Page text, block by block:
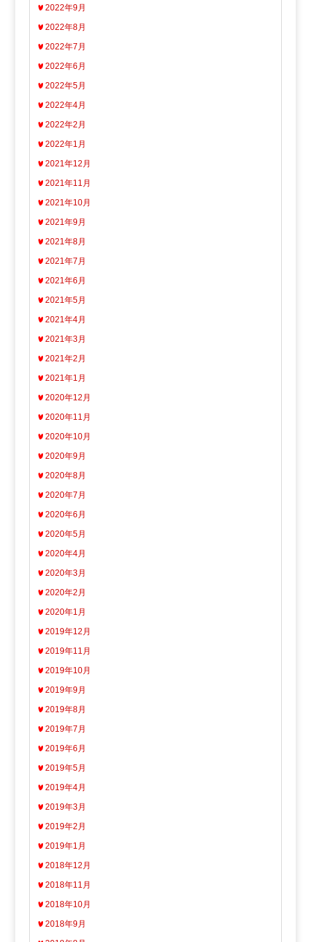
2022年9月
2022年8月
2022年7月
2022年6月
2022年5月
2022年4月
2022年2月
2022年1月
2021年12月
2021年11月
2021年10月
2021年9月
2021年8月
2021年7月
2021年6月
2021年5月
2021年4月
2021年3月
2021年2月
2021年1月
2020年12月
2020年11月
2020年10月
2020年9月
2020年8月
2020年7月
2020年6月
2020年5月
2020年4月
2020年3月
2020年2月
2020年1月
2019年12月
2019年11月
2019年10月
2019年9月
2019年8月
2019年7月
2019年6月
2019年5月
2019年4月
2019年3月
2019年2月
2019年1月
2018年12月
2018年11月
2018年10月
2018年9月